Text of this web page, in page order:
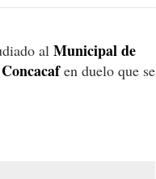
al Municipal de
en duelo que se